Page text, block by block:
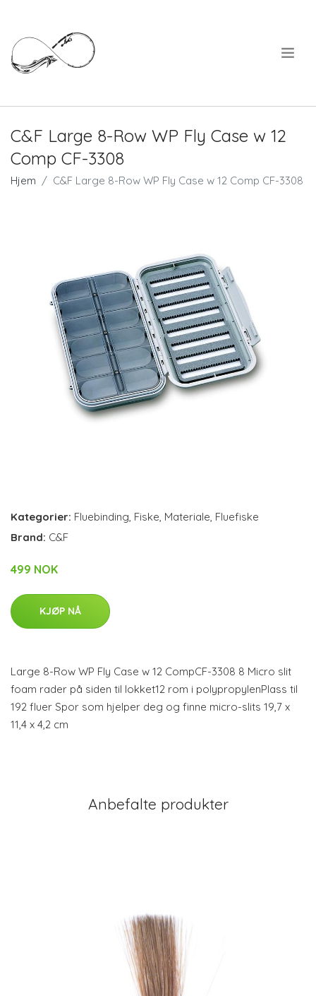
C&F Large 8-Row WP Fly Case w 12
Comp CF-3308
Hjem C&F Large 8-Row WP Fly Case w 12 Comp CF-3308
Kategorier: Fluebinding, Fiske, Materiale, Fluefiske
Brand: C&F
499 NOK
KJØP NÅ
Large 8-Row WP Fly Case w 12 CompCF-3308 8 Micro slit
foam rader på siden til lokket12 rom i polypropylenPlass til
192 fluer Spor som hjelper deg og finne micro-slits 19,7 x
11,4 x 4,2 cm
Anbefalte produkter